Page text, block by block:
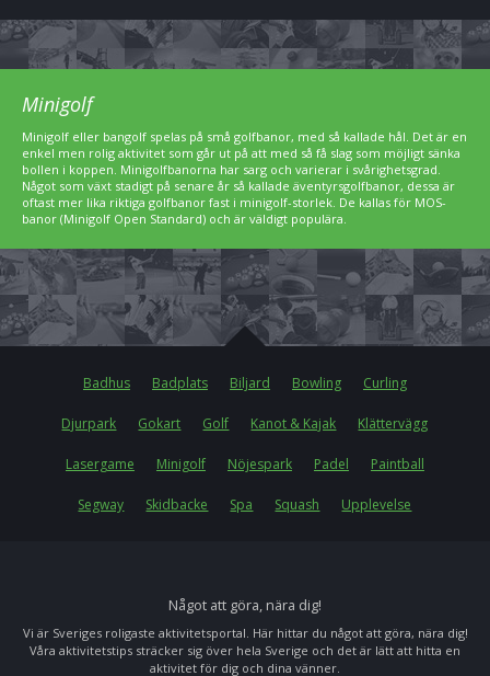
Minigolf
Minigolf eller bangolf spelas på små golfbanor, med så kallade hål. Det är en
enkel men rolig aktivitet som går ut på att med så få slag som möjligt sänka
bollen i koppen. Minigolfbanorna har sarg och varierar i svårighetsgrad.
Något som växt stadigt på senare år så kallade äventyrsgolfbanor, dessa är
oftast mer lika riktiga golfbanor fast i minigolf-storlek. De kallas för MOS-
banor (Minigolf Open Standard) och är väldigt populära.
Badhus Badplats Biljard Bowling Curling
Djurpark Gokart Golf Kanot & Kajak Klättervägg
Lasergame Minigolf Nöjespark Padel Paintball
Segway Skidbacke Spa Squash Upplevelse
Något att göra, nära dig!
Vi är Sveriges roligaste aktivitetsportal. Här hittar du något att göra, nära dig!
Våra aktivitetstips sträcker sig över hela Sverige och det är lätt att hitta en
aktivitet för dig och dina vänner.